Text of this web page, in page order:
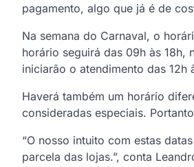
pagamento, algo que já é de
Na semana do Carnaval, o
horário seguirá das 09h às
iniciarão o atendimento das 12h
Haverá também um horário
consideradas especiais.
“O nosso intuito com estas
parcela das lojas.”, conta